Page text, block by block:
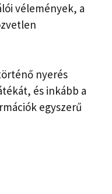
vélemények, a
nyerés
és inkább a
egyszerű